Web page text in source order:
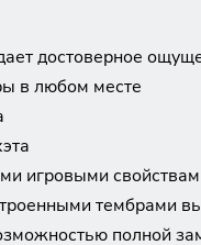
достоверное
в любом месте
игровыми
тембрами
полной